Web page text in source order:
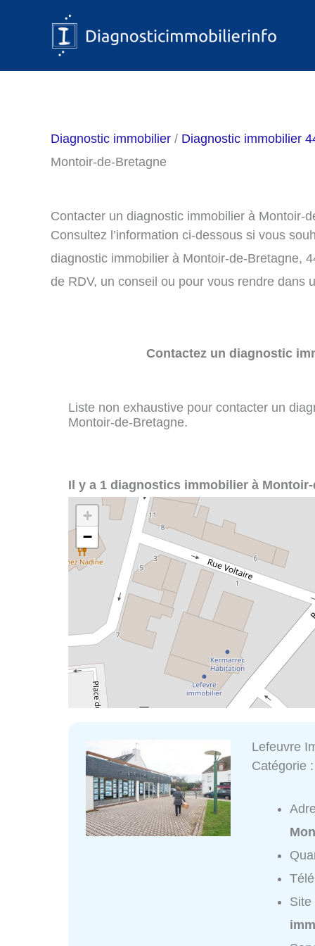
Diagnostic immobilier / Diagnostic immobilier
Montoir-de-Bretagne
Contacter un diagnostic immobilier à Montoir-
Consultez l’information ci-dessous si vous
diagnostic immobilier à Montoir-de-Bretagne,
de RDV, un conseil ou pour vous rendre dans
Contactez un diagnostic
Liste non exhaustive pour contacter un
Montoir-de-Bretagne.
Il y a 1 diagnostics immobilier à
+
−
Lefeuvre
Catégorie